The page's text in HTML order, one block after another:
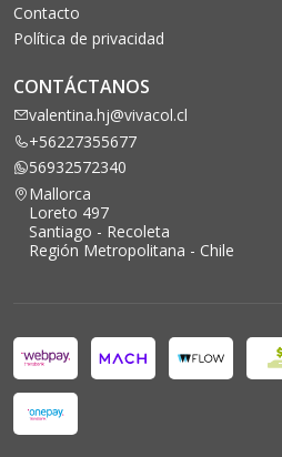
Contacto
Política de privacidad
CONTÁCTANOS
valentina.hj@vivacol.cl
+56227355677
56932572340
Mallorca
Loreto 497
Santiago - Recoleta
Región Metropolitana - Chile